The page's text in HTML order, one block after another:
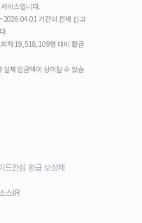
비스입니다.
기간의 전체 신고
.
자 19,518,109명 대비 환급
제 입금액이 상이할 수 있습